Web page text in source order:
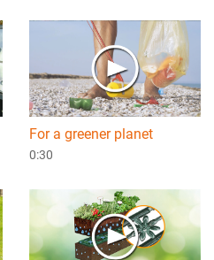
For a greener planet
0:30